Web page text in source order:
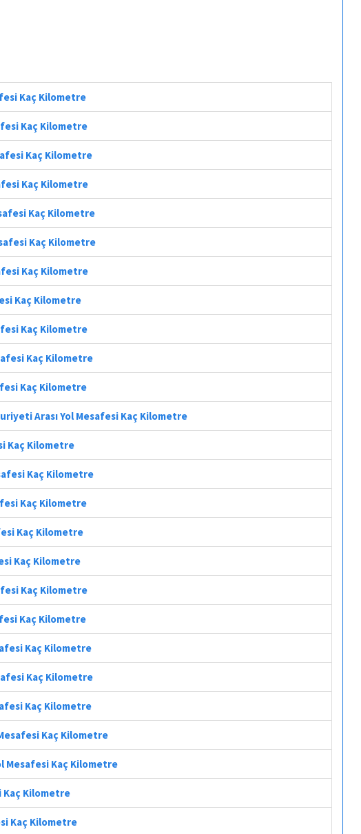
Kaç Kilometre
Kaç Kilometre
Kaç Kilometre
Kaç Kilometre
Kaç Kilometre
Kaç Kilometre
Kaç Kilometre
Kaç Kilometre
Kaç Kilometre
Kaç Kilometre
Kaç Kilometre
Arası Yol Mesafesi Kaç Kilometre
Kaç Kilometre
Kaç Kilometre
Kaç Kilometre
Kaç Kilometre
Kaç Kilometre
Kaç Kilometre
Kaç Kilometre
Kaç Kilometre
Kaç Kilometre
Kaç Kilometre
Kaç Kilometre
Mesafesi Kaç Kilometre
Kaç Kilometre
Kaç Kilometre